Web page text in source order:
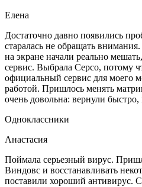
Елена
Достаточно давно появились
старалась не обращать
на экране начали реально
сервис. Выбрала Серсо, потому
официальный сервис для моего
работой. Пришлось менять
очень довольна: вернули
Одноклассники
Анастасия
Поймала серьезный вирус.
Виндовс и восстанавливать
поставили хороший антивирус.